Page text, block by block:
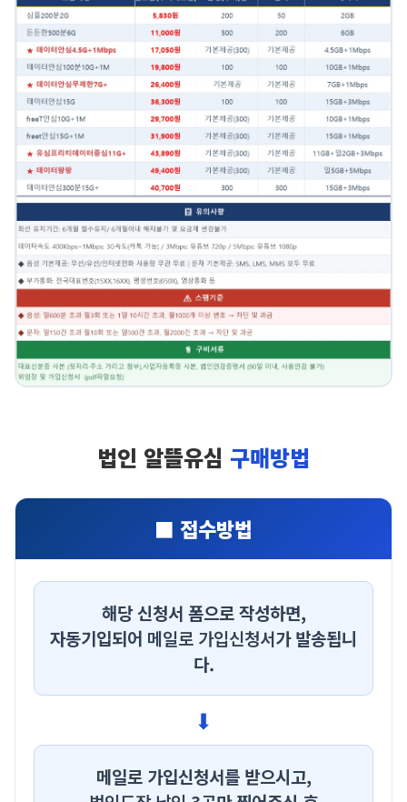
법인 알뜰유심 구매방법
■ 접수방법
해당 신청서 폼으로 작성하면,
자동기입되어 메일로 가입신청서가 발송됩니
다.
⬇
메일로 가입신청서를 받으시고,